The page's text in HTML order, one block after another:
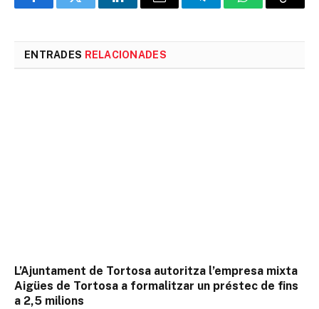
FacebookTwitter LinkedInEmail TelegramWhatsAppCopia
ENTRADES RELACIONADES
L’Ajuntament de Tortosa autoritza l’empresa mixta
Aigües de Tortosa a formalitzar un préstec de fins
a 2,5 milions